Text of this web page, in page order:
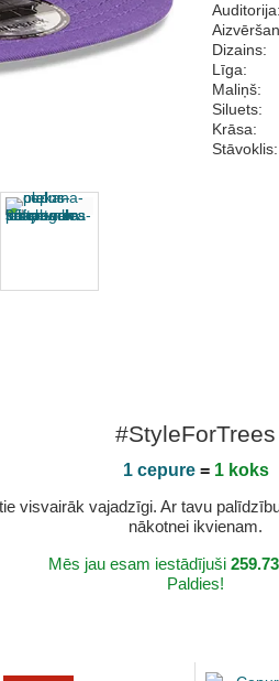
Auditorija:
Dizains:
Līga:
Maliņš:
Siluets:
Krāsa:
Stāvoklis:
#StyleForTrees
1 cepure= 1 koks
visvairāk vajadzīgi. Ar tavu
nākotnei ikvienam.
Mēs jau esam iestādījuši
Paldies!